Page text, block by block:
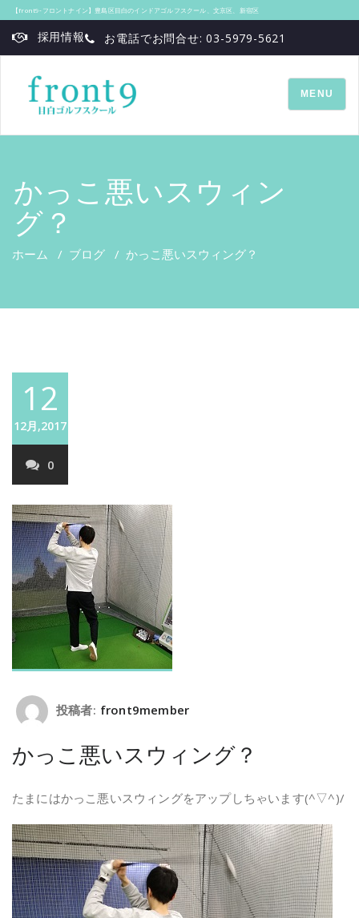
【front9‐フロントナイン】豊島区目白のインドアゴルフスクール、文京区、新宿区
採用情報 お電話でお問合せ: 03-5979-5621
TOGGLE
MENU
かっこ悪いスウィン
グ？
ホーム / ブログ / かっこ悪いスウィング？
12
12月,2017
0
投稿者: front9member
かっこ悪いスウィング？
たまにはかっこ悪いスウィングをアップしちゃいます(^▽^)/